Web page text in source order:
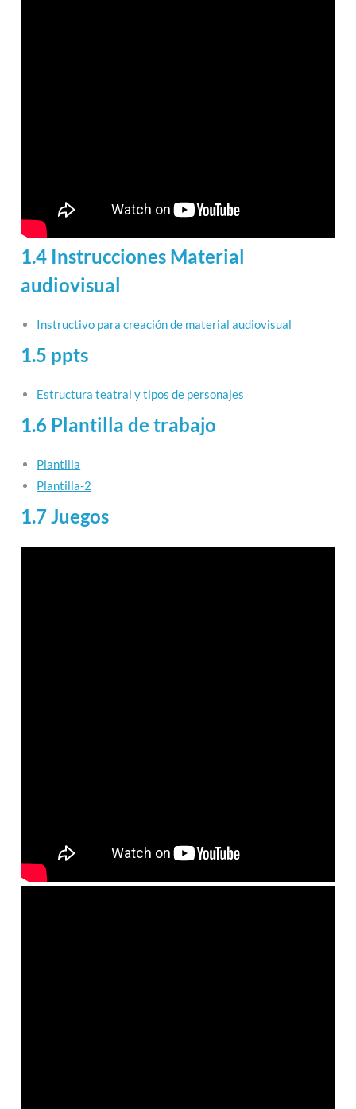
1.4 Instrucciones Material
audiovisual
Instructivo para creación de material audiovisual
1.5 ppts
Estructura teatral y tipos de personajes
1.6 Plantilla de trabajo
Plantilla
Plantilla-2
1.7 Juegos